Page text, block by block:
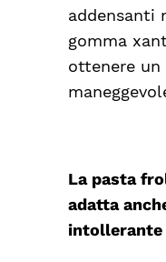
addensanti
gomma
ottenere un
La pasta
adatta
intollerante